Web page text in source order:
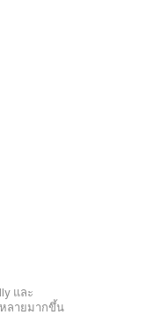
และ
ลายมากขึ้น